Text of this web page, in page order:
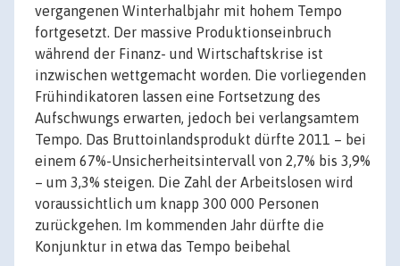
vergangenen Winterhalbjahr mit hohem Tempo
fortgesetzt. Der massive Produktionseinbruch
während der Finanz- und Wirtschaftskrise ist
inzwischen wettgemacht worden. Die vorliegenden
Frühindikatoren lassen eine Fortsetzung des
Aufschwungs erwarten, jedoch bei verlangsamtem
Tempo. Das Bruttoinlandsprodukt dürfte 2011 – bei
einem 67%-Unsicherheitsintervall von 2,7% bis 3,9%
– um 3,3% steigen. Die Zahl der Arbeitslosen wird
voraussichtlich um knapp 300 000 Personen
zurückgehen. Im kommenden Jahr dürfte die
Konjunktur in etwa das Tempo beibehal